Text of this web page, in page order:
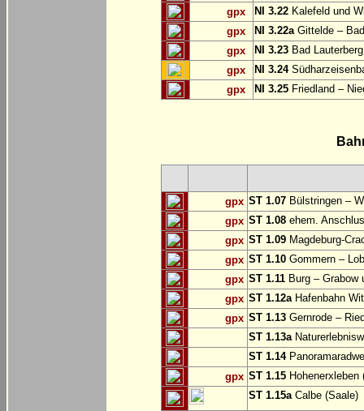
gpx
NI 3.22 Kalefeld und
gpx
NI 3.22aGittelde –
gpx
NI 3.23 Bad
gpx
NI 3.24
gpx
NI 3.25 Friedland –
gpx ST 1.07 Bülstringen –
gpx ST 1.08 ehem.
gpx ST 1.09 Magdeburg-
gpx ST 1.10 Gommern –
gpx ST 1.11 Burg – Grabow
gpx ST 1.12aHafenbahn
gpx ST 1.13 Gernrode –
ST 1.13a
ST 1.14
gpx ST 1.15
ST 1.15aCalbe (Saale)